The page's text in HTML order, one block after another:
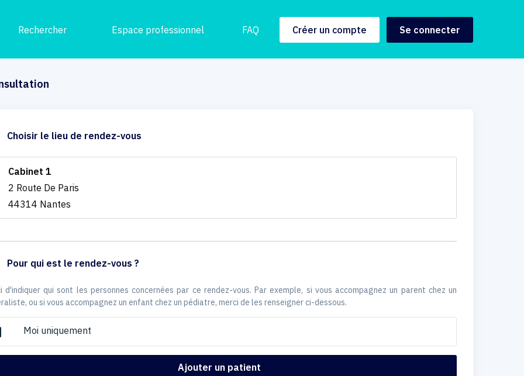
Rechercher Espace professionnel FAQ Créer un compte Se connecter
Choisir le lieu de rendez-vous
Cabinet 1
2 Route De Paris
44314 Nantes
Pour qui est le rendez-vous ?
d'indiquer qui sont les personnes concernées par ce rendez-vous. Par exemple, si vous accompagnez un parent chez un
ou si vous accompagnez un enfant chez un pédiatre, merci de les renseigner ci-dessous.
Moi uniquement
Ajouter un patient